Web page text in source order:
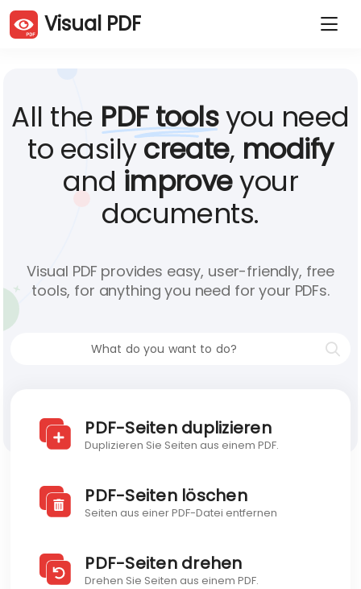
Visual PDF
PDF-Seiten extrahieren
PDF teilen
PDFs zusammenführen
JPG zu PDF
PDF zu JPG
Website zu PDF
Word in PDF
Excel zu PDF
PDF signieren
PDF schützen
PDF entsperren
Developer API
All the PDF toolsyou need
to easilycreate, modify
and improveyour
documents.
Visual PDF provides easy, user-friendly, free
tools, for anything you need for your PDFs.
PDF-Seiten duplizieren
Duplizieren Sie Seiten aus einem PDF.
PDF-Seiten löschen
Seiten aus einer PDF-Datei entfernen
PDF-Seiten drehen
Drehen Sie Seiten aus einem PDF.